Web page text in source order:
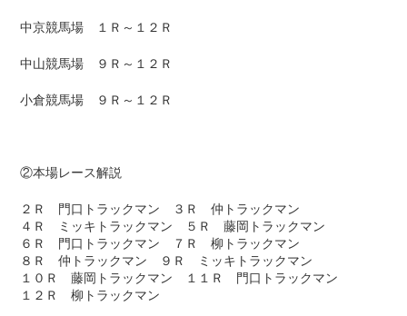
中京競馬場 １Ｒ～１２Ｒ
中山競馬場 ９Ｒ～１２Ｒ
小倉競馬場 ９Ｒ～１２Ｒ
②本場レース解説
２Ｒ 門口トラックマン ３Ｒ 仲トラックマン
４Ｒ ミッキトラックマン ５Ｒ 藤岡トラックマン
６Ｒ 門口トラックマン ７Ｒ 柳トラックマン
８Ｒ 仲トラックマン ９Ｒ ミッキトラックマン
１０Ｒ 藤岡トラックマン １１Ｒ 門口トラックマン
１２Ｒ 柳トラックマン